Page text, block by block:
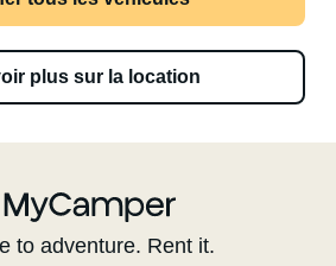
plus sur la location
to adventure. Rent it.